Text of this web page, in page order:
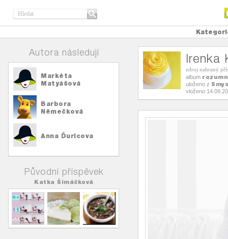
Autora následují
Markéta
Matyášová
Barbora
Němečková
Anna Ďuricova
Původní příspěvek
Katka Šimáčková
Irenka
zdroj nahraný
album
uloženo z
vloženo